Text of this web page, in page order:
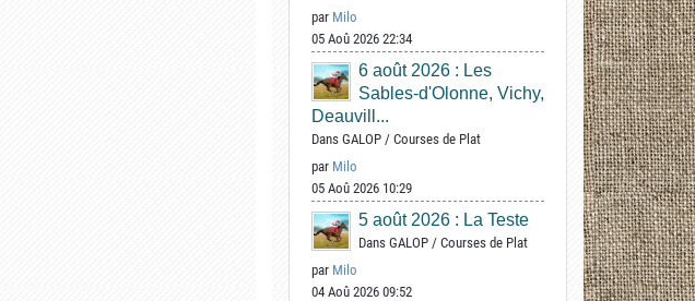
par Milo
05 Aoû 2026 22:34
6 août 2026 : Les
Sables-d'Olonne, Vichy,
Deauvill...
Dans GALOP / Courses de Plat
par Milo
05 Aoû 2026 10:29
5 août 2026 : La Teste
Dans GALOP / Courses de Plat
par Milo
04 Aoû 2026 09:52